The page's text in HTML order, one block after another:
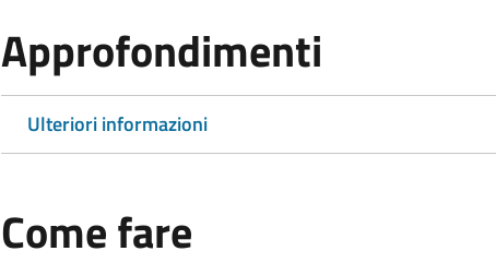
Approfondimenti
Ulteriori informazioni
Come fare